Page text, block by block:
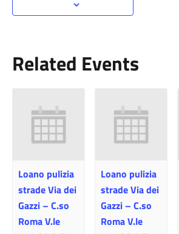
Related Events
Loano pulizia
strade Via dei
Gazzi – C.so
Roma V.le
Loano pulizia
strade Via dei
Gazzi – C.so
Roma V.le